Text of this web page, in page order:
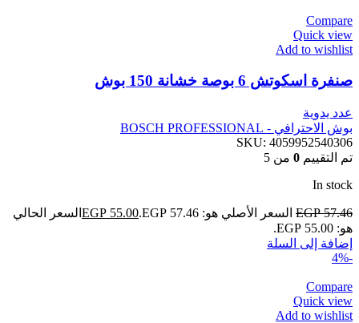
Compare
Quick view
Add to wishlist
صنفرة اسكوتش 6 بوصة خشانة 150 بوش
عدد يدوية
بوش الاحترافي - BOSCH PROFESSIONAL
SKU: 4059952540306
تم التقييم 0 من 5
In stock
EGP57.46 السعر الأصلي هو: EGP 57.46. EGP 55.00
السعر الحالي
هو: EGP 55.00.
إضافة إلى السلة
-4%
Compare
Quick view
Add to wishlist